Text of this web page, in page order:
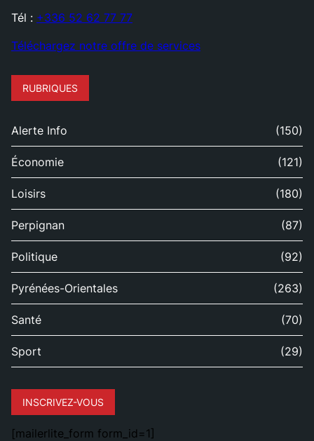
Tél : +336 52 62 77 77
Téléchargez notre offre de services
RUBRIQUES
Alerte Info (150)
Économie (121)
Loisirs (180)
Perpignan (87)
Politique (92)
Pyrénées-Orientales (263)
Santé (70)
Sport (29)
INSCRIVEZ-VOUS
[mailerlite_form form_id=1]